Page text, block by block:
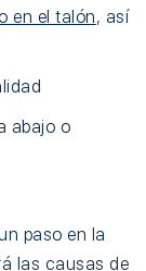
en el talón, así
abajo o
paso en la
las causas de